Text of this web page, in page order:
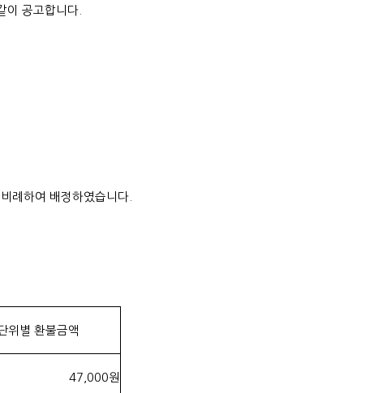
이 공고합니다.
례하여 배정하였습니다.
위별 환불금액
47,000원